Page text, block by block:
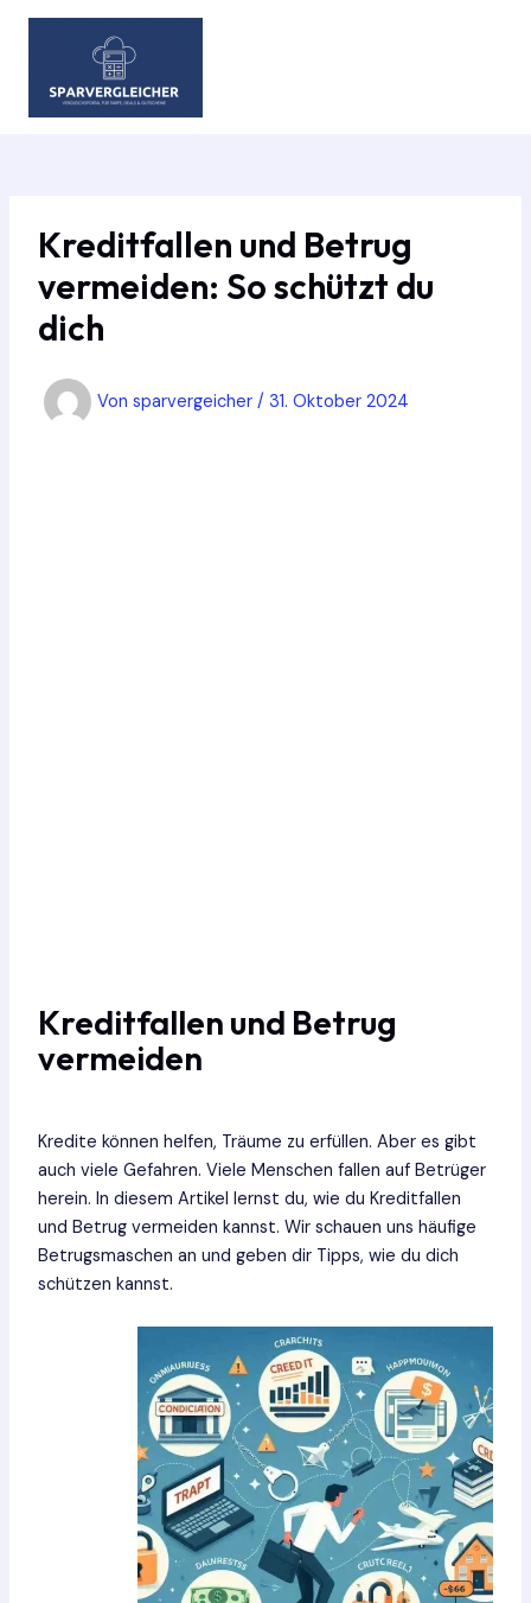
Zum
Kreditfallen und Betrug
vermeiden: So schützt du
dich
Von sparvergeicher / 31. Oktober 2024
Kreditfallen und Betrug
vermeiden
Kredite können helfen, Träume zu erfüllen. Aber es gibt
auch viele Gefahren. Viele Menschen fallen auf Betrüger
herein. In diesem Artikel lernst du, wie du Kreditfallen
und Betrug vermeiden kannst. Wir schauen uns häufige
Betrugsmaschen an und geben dir Tipps, wie du dich
schützen kannst.